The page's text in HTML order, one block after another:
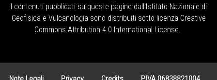
I contenuti pubblicati su queste pagine dall'Istituto Nazionale di
Geofisica e Vulcanologia sono distribuiti sotto licenza Creative
Commons Attribution 4.0 International License